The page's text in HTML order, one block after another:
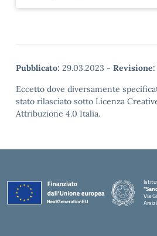
Pubblicato: 29.03.2023 - Revisione:
Eccetto dove diversamente
stato rilasciato sotto Licenza
Attribuzione 4.0 Italia.
Via